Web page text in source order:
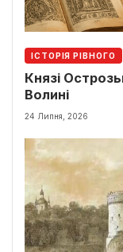
ІСТОРІЯ РІВНОГО
Князі
Волині
24 Липня, 2026